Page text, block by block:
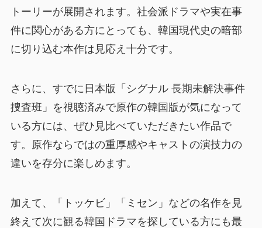
トーリーが展開されます。社会派ドラマや実在事
件に関心がある方にとっても、韓国現代史の暗部
に切り込む本作は見応え十分です。
さらに、すでに日本版「シグナル 長期未解決事件
捜査班」を視聴済みで原作の韓国版が気になって
いる方には、ぜひ見比べていただきたい作品で
す。原作ならではの重厚感やキャストの演技力の
違いを存分に楽しめます。
加えて、「トッケビ」「ミセン」などの名作を見
終えて次に観る韓国ドラマを探している方にも最